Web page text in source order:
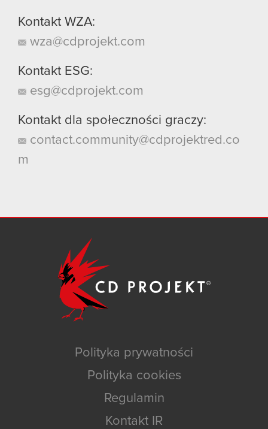
Kontakt WZA:
wza@cdprojekt.com
Kontakt ESG:
esg@cdprojekt.com
Kontakt dla społeczności graczy:
contact.community@cdprojektred.co
m
Polityka prywatności
Polityka cookies
Regulamin
Kontakt IR